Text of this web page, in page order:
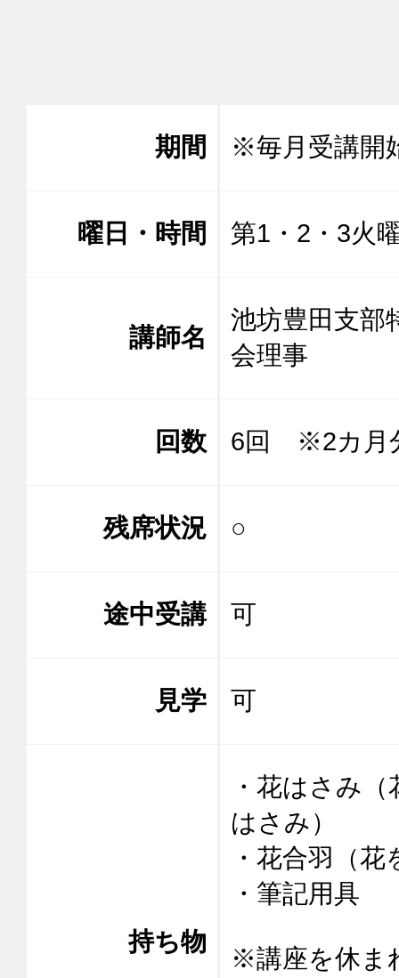
期間 ※毎月受講開
曜日・時間 第1・2・3火
講師名
池坊豊田支
会理事
回数 6回 ※2カ月
残席状況 ○
途中受講 可
見学 可
持ち物
・花はさみ
はさみ）
・花合羽（
・筆記用具
※講座を休ま